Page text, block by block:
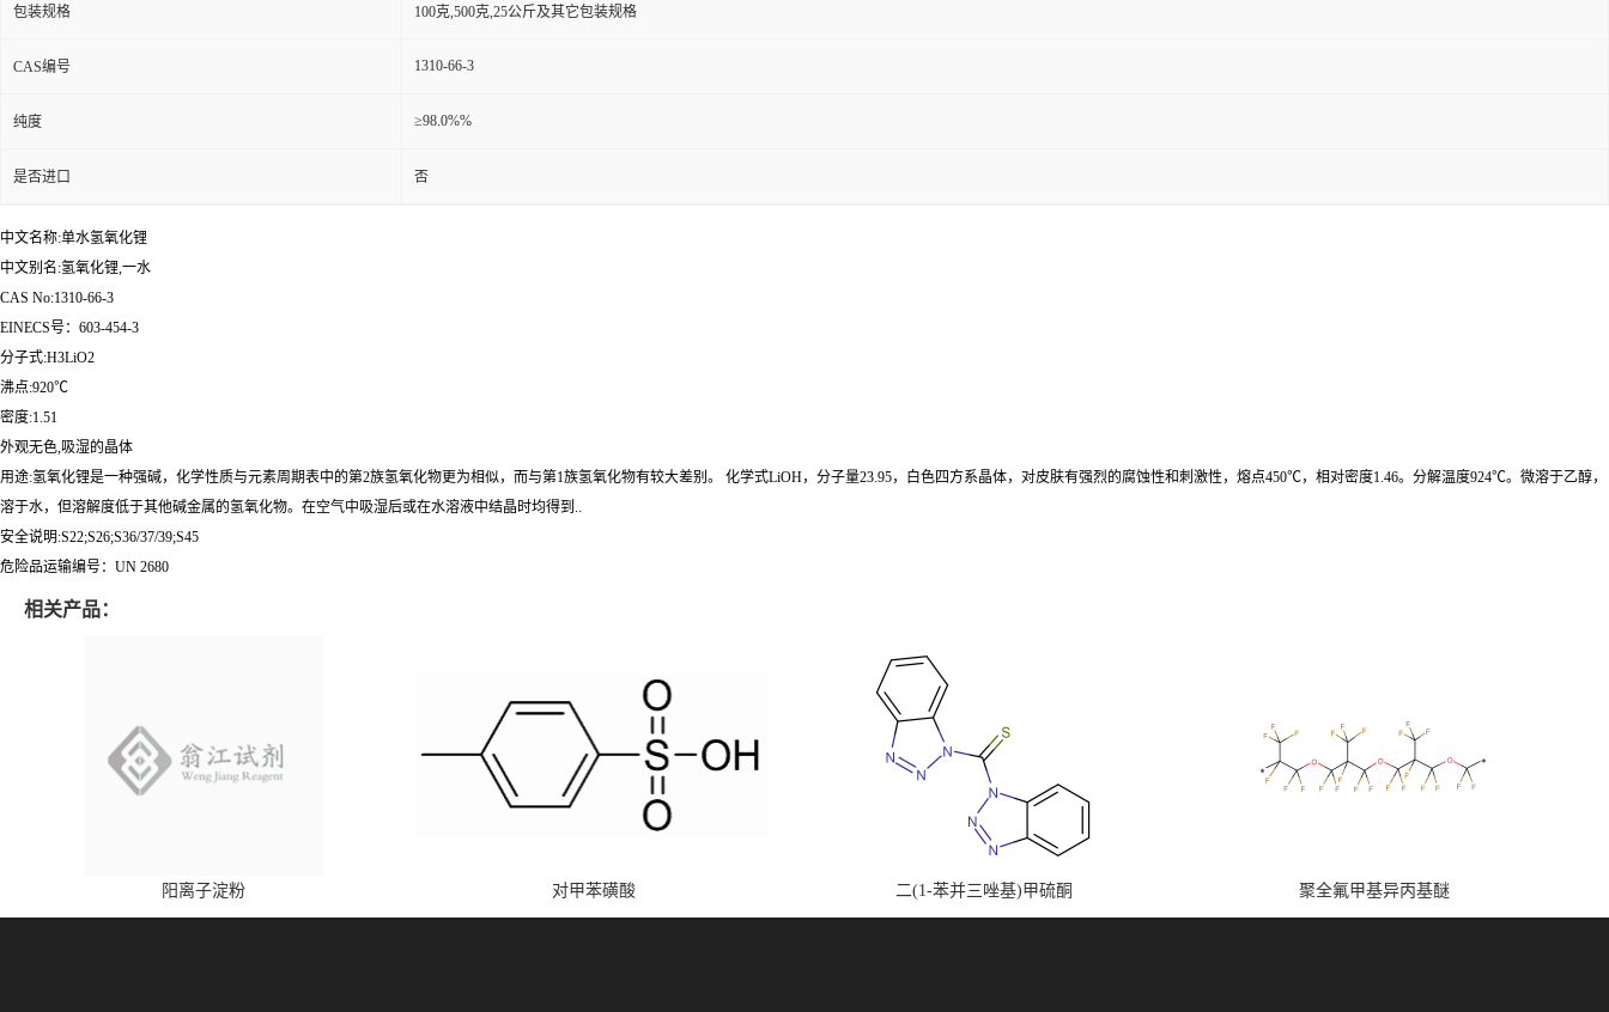
包装规格 100克,500克,25公斤及其它包装规格
CAS编号 1310-66-3
纯度 ≥98.0%%
是否进口 否
中文名称:单水氢氧化锂
中文别名:氢氧化锂,一水
CAS No:1310-66-3
EINECS号：603-454-3
分子式:H3LiO2
沸点:920℃
密度:1.51
外观无色,吸湿的晶体
用途:氢氧化锂是一种强碱，化学性质与元素周期表中的第2族氢氧化物更为相似，而与第1族氢氧化物有较大差别。 化学式LiOH，分子量23.95，白色四方系晶体，对皮肤有强烈的腐蚀性和刺激性，熔点450℃，相对密度1.46。分解温度924℃。微溶于乙醇，
溶于水，但溶解度低于其他碱金属的氢氧化物。在空气中吸湿后或在水溶液中结晶时均得到..
安全说明:S22;S26;S36/37/39;S45
危险品运输编号：UN 2680
相关产品：
阳离子淀粉 对甲苯磺酸 二(1-苯并三唑基)甲硫酮 聚全氟甲基异丙基醚